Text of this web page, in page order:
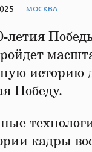
МОСКВА
летия
историю
Победу.
кадры